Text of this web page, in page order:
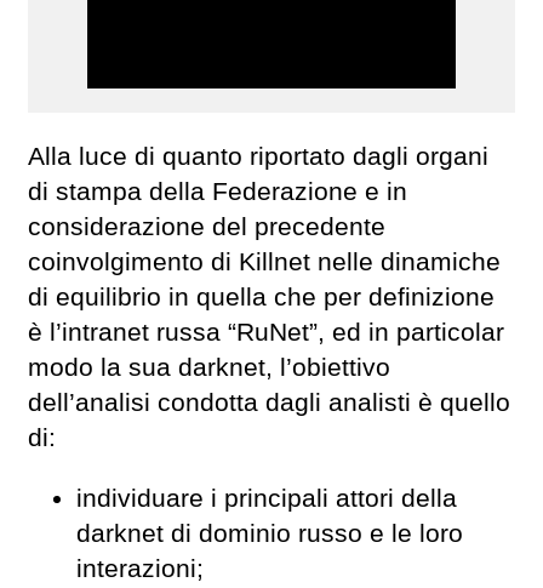
Alla luce di quanto riportato dagli organi
di stampa della Federazione e in
considerazione del precedente
coinvolgimento di Killnet nelle dinamiche
di equilibrio in quella che per definizione
è l’intranet russa “RuNet”, ed in particolar
modo la sua darknet, l’obiettivo
dell’analisi condotta dagli analisti è quello
di:
individuare i principali attori della
darknet di dominio russo e le loro
interazioni;